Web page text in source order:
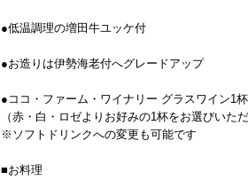
●低温調理の増田牛ユッケ付
●お造りは伊勢海老付へグレードアップ
●ココ・ファーム・ワイナリー グラスワイン1
（赤・白・ロゼよりお好みの1杯をお選びいただ
※ソフトドリンクへの変更も可能です
■お料理